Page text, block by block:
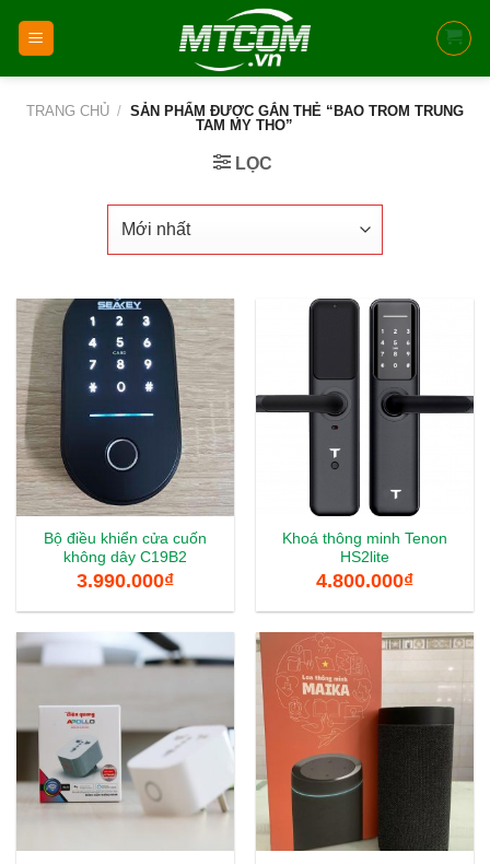
TRANG CHỦ / SẢN PHẨM ĐƯỢC GẮN THẺ “BAO TROM TRUNG
TAM MY THO”
LỌC
Bộ điều khiển cửa cuốn
không dây C19B2
3.990.000₫
Khoá thông minh Tenon
HS2lite
4.800.000₫